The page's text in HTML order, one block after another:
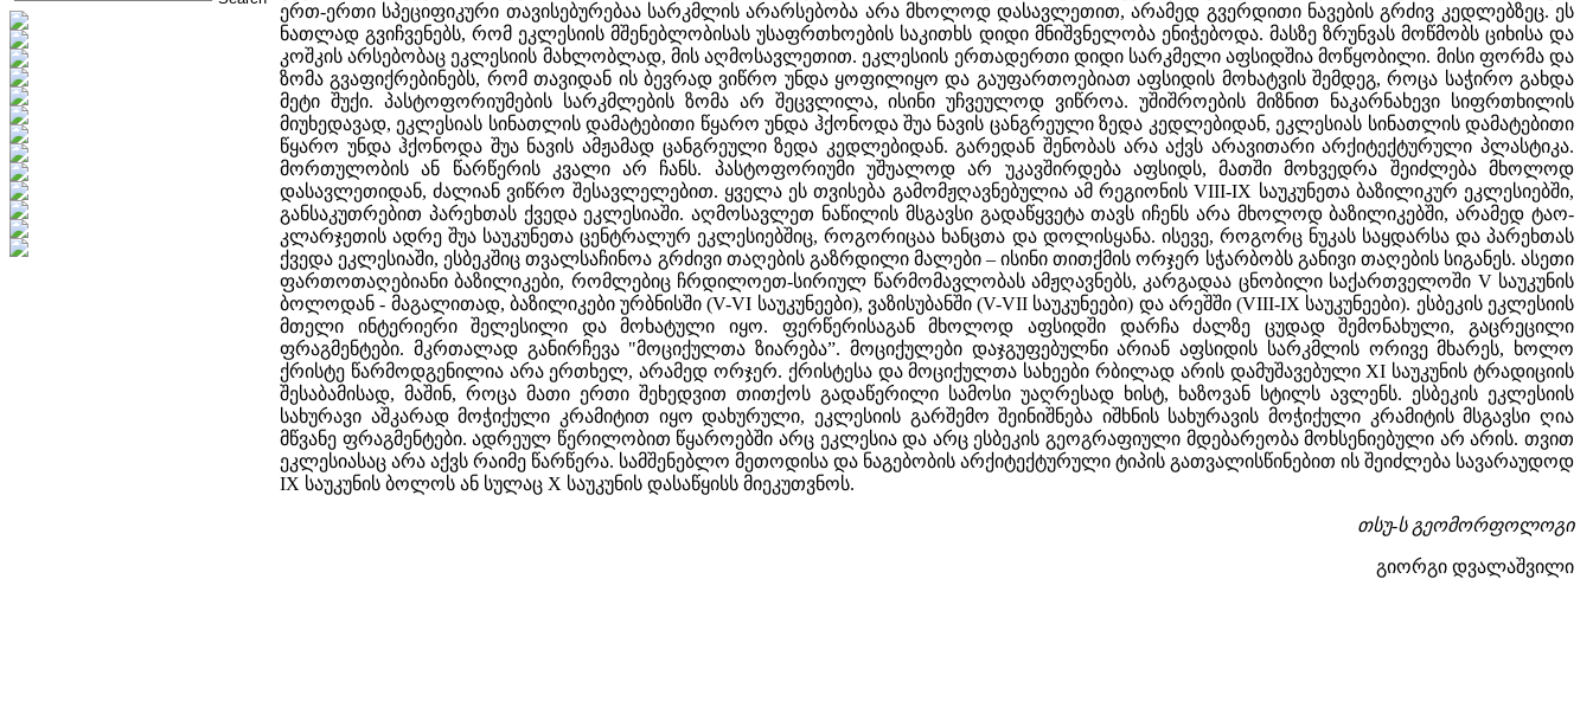
ერთ-ერთი სპეციფიკური თავისებურებაა სარკმლის არარსებობა არა მხოლოდ დასავლეთით, არამედ გვერდითი ნავების გრძივ კედლებზეც. ეს
ნათლად გვიჩვენებს, რომ ეკლესიის მშენებლობისას უსაფრთხოების საკითხს დიდი მნიშვნელობა ენიჭებოდა. მასზე ზრუნვას მოწმობს ციხისა და
კოშკის არსებობაც ეკლესიის მახლობლად, მის აღმოსავლეთით. ეკლესიის ერთადერთი დიდი სარკმელი აფსიდშია მოწყობილი. მისი ფორმა და
ზომა გვაფიქრებინებს, რომ თავიდან ის ბევრად ვიწრო უნდა ყოფილიყო და გაუფართოებიათ აფსიდის მოხატვის შემდეგ, როცა საჭირო გახდა
მეტი შუქი. პასტოფორიუმების სარკმლების ზომა არ შეცვლილა, ისინი უჩვეულოდ ვიწროა. უშიშროების მიზნით ნაკარნახევი სიფრთხილის
მიუხედავად, ეკლესიას სინათლის დამატებითი წყარო უნდა ჰქონოდა შუა ნავის ცანგრეული ზედა კედლებიდან, ეკლესიას სინათლის დამატებითი
წყარო უნდა ჰქონოდა შუა ნავის ამჟამად ცანგრეული ზედა კედლებიდან. გარედან შენობას არა აქვს არავითარი არქიტექტურული პლასტიკა.
მორთულობის ან წარწერის კვალი არ ჩანს. პასტოფორიუმი უშუალოდ არ უკავშირდება აფსიდს, მათში მოხვედრა შეიძლება მხოლოდ
დასავლეთიდან, ძალიან ვიწრო შესავლელებით. ყველა ეს თვისება გამომჟღავნებულია ამ რეგიონის VIII-IX საუკუნეთა ბაზილიკურ ეკლესიებში,
განსაკუთრებით პარეხთას ქვედა ეკლესიაში. აღმოსავლეთ ნაწილის მსგავსი გადაწყვეტა თავს იჩენს არა მხოლოდ ბაზილიკებში, არამედ ტაო-
კლარჯეთის ადრე შუა საუკუნეთა ცენტრალურ ეკლესიებშიც, როგორიცაა ხანცთა და დოლისყანა. ისევე, როგორც ნუკას საყდარსა და პარეხთას
ქვედა ეკლესიაში, ესბეკშიც თვალსაჩინოა გრძივი თაღების გაზრდილი მალები – ისინი თითქმის ორჯერ სჭარბობს განივი თაღების სიგანეს. ასეთი
ფართოთაღებიანი ბაზილიკები, რომლებიც ჩრდილოეთ-სირიულ წარმომავლობას ამჟღავნებს, კარგადაა ცნობილი საქართველოში V საუკუნის
ბოლოდან - მაგალითად, ბაზილიკები ურბნისში (V-VI საუკუნეები), ვაზისუბანში (V-VII საუკუნეები) და არეშში (VIII-IX საუკუნეები). ესბეკის ეკლესიის
მთელი ინტერიერი შელესილი და მოხატული იყო. ფერწერისაგან მხოლოდ აფსიდში დარჩა ძალზე ცუდად შემონახული, გაცრეცილი
ფრაგმენტები. მკრთალად განირჩევა "მოციქულთა ზიარება”. მოციქულები დაჯგუფებულნი არიან აფსიდის სარკმლის ორივე მხარეს, ხოლო
ქრისტე წარმოდგენილია არა ერთხელ, არამედ ორჯერ. ქრისტესა და მოციქულთა სახეები რბილად არის დამუშავებული XI საუკუნის ტრადიციის
შესაბამისად, მაშინ, როცა მათი ერთი შეხედვით თითქოს გადაწერილი სამოსი უაღრესად ხისტ, ხაზოვან სტილს ავლენს. ესბეკის ეკლესიის
სახურავი აშკარად მოჭიქული კრამიტით იყო დახურული, ეკლესიის გარშემო შეინიშნება იშხნის სახურავის მოჭიქული კრამიტის მსგავსი ღია
მწვანე ფრაგმენტები. ადრეულ წერილობით წყაროებში არც ეკლესია და არც ესბეკის გეოგრაფიული მდებარეობა მოხსენიებული არ არის. თვით
ეკლესიასაც არა აქვს რაიმე წარწერა. სამშენებლო მეთოდისა და ნაგებობის არქიტექტურული ტიპის გათვალისწინებით ის შეიძლება სავარაუდოდ
IX საუკუნის ბოლოს ან სულაც X საუკუნის დასაწყისს მიეკუთვნოს.
თსუ-ს გეომორფოლოგი
გიორგი დვალაშვილი